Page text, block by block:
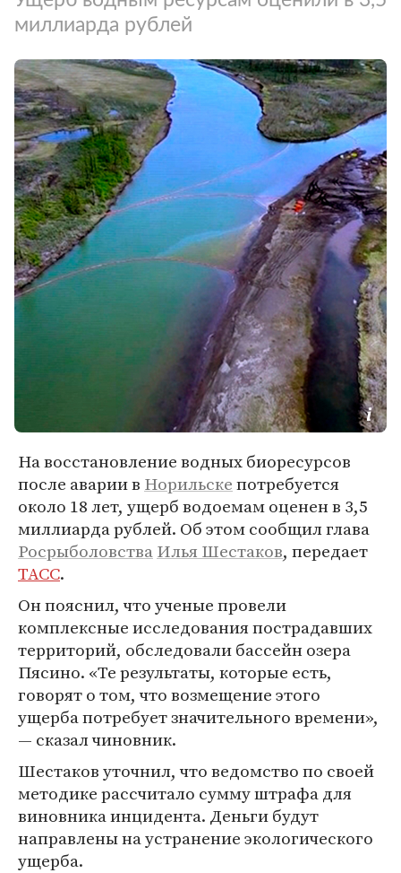
миллиарда рублей
На восстановление водных биоресурсов
после аварии в Норильскепотребуется
около 18 лет, ущерб водоемам оценен в 3,5
миллиарда рублей. Об этом сообщил глава
РосрыболовстваИлья Шестаков, передает
ТАСС.
Он пояснил, что ученые провели
комплексные исследования пострадавших
территорий, обследовали бассейн озера
Пясино. «Те результаты, которые есть,
говорят о том, что возмещение этого
ущерба потребует значительного времени»,
— сказал чиновник.
Шестаков уточнил, что ведомство по своей
методике рассчитало сумму штрафа для
виновника инцидента. Деньги будут
направлены на устранение экологического
ущерба.